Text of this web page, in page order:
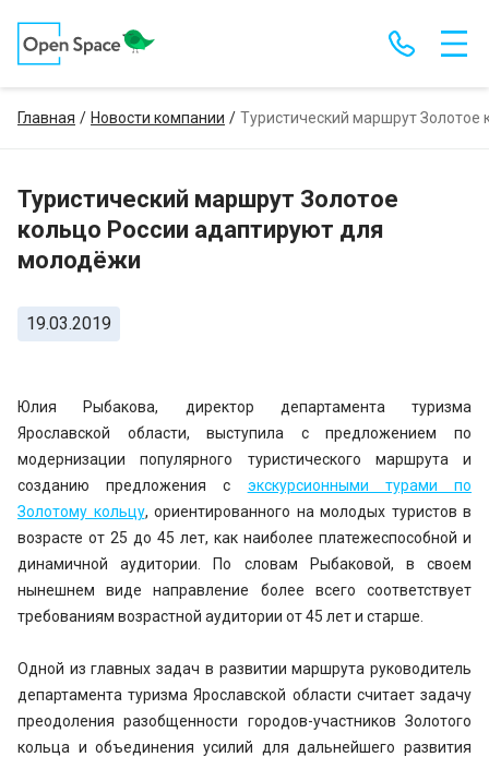
Главная Новости компании Туристический маршрут
Туристический маршрут Золотое
кольцо России адаптируют для
молодёжи
19.03.2019
Юлия Рыбакова, директор департамента туризма
Ярославской области, выступила с предложением по
модернизации популярного туристического маршрута и
созданию предложения с экскурсионными турами по
Золотому кольцу, ориентированного на молодых туристов в
возрасте от 25 до 45 лет, как наиболее платежеспособной и
динамичной аудитории. По словам Рыбаковой, в своем
нынешнем виде направление более всего соответствует
требованиям возрастной аудитории от 45 лет и старше.
Одной из главных задач в развитии маршрута руководитель
департамента туризма Ярославской области считает задачу
преодоления разобщенности городов-участников Золотого
кольца и объединения усилий для дальнейшего развития